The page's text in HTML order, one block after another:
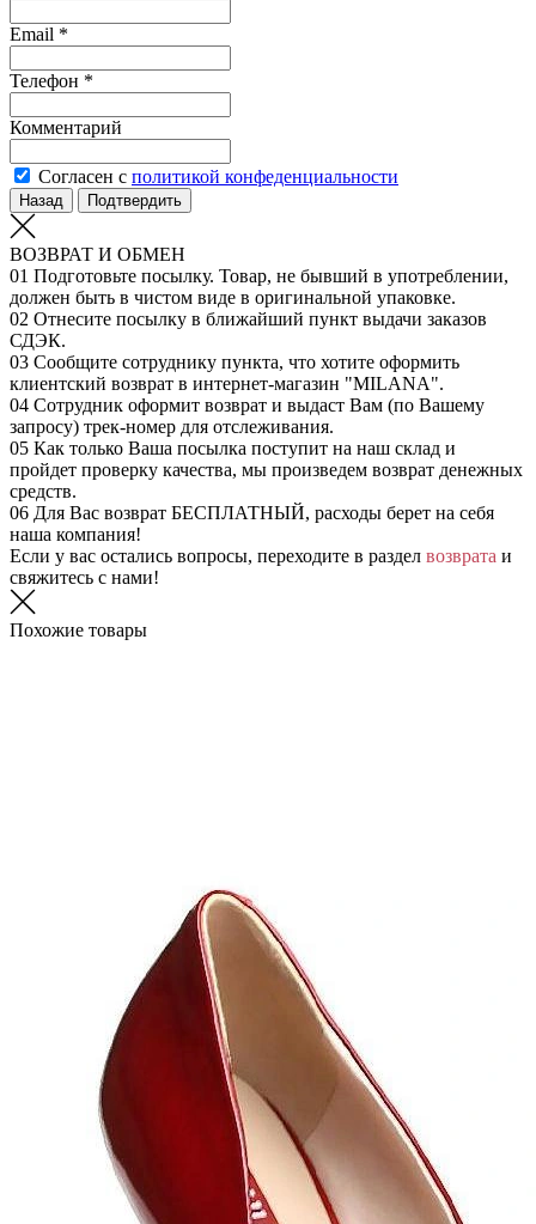
Email *
Телефон *
Комментарий
Согласен с политикой конфеденциальности
Назад Подтвердить
ВОЗВРАТ И ОБМЕН
01 Подготовьте посылку. Товар, не бывший в употреблении,
должен быть в чистом виде в оригинальной упаковке.
02 Отнесите посылку в ближайший пункт выдачи заказов
СДЭК.
03 Сообщите сотруднику пункта, что хотите оформить
клиентский возврат в интернет-магазин "MILANA".
04 Сотрудник оформит возврат и выдаст Вам (по Вашему
запросу) трек-номер для отслеживания.
05 Как только Ваша посылка поступит на наш склад и
пройдет проверку качества, мы произведем возврат денежных
средств.
06 Для Вас возврат БЕСПЛАТНЫЙ, расходы берет на себя
наша компания!
Если у вас остались вопросы, переходите в раздел возврата и
свяжитесь с нами!
Похожие товары